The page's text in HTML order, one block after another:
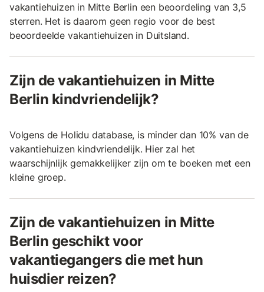
vakantiehuizen in Mitte Berlin een beoordeling van 3,5
sterren. Het is daarom geen regio voor de best
beoordeelde vakantiehuizen in Duitsland.
Zijn de vakantiehuizen in Mitte
Berlin kindvriendelijk?
Volgens de Holidu database, is minder dan 10% van de
vakantiehuizen kindvriendelijk. Hier zal het
waarschijnlijk gemakkelijker zijn om te boeken met een
kleine groep.
Zijn de vakantiehuizen in Mitte
Berlin geschikt voor
vakantiegangers die met hun
huisdier reizen?